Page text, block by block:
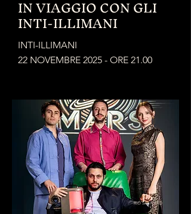
IN VIAGGIO CON GLI
INTI-ILLIMANI
INTI-ILLIMANI
22 NOVEMBRE 2025 - ORE 21.00
RIO SALICETO